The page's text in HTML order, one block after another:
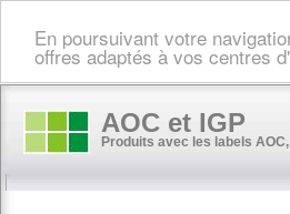
En poursuivant votre
offres adaptés à vos centres
AOC et IGP
Produits avec les labels AOC,